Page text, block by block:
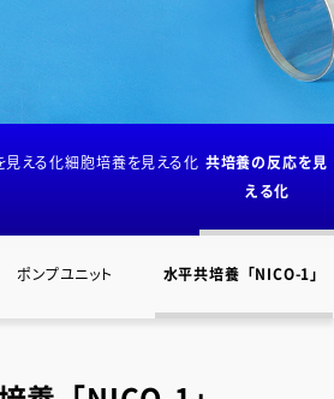
見える化細胞培養を見える化 共培養の反応を見
える化
ポンプユニット 水平共培養「NICO-1」